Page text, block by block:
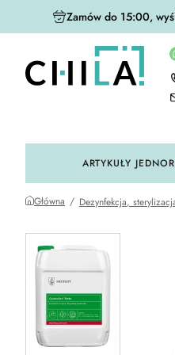
Zamów do 15:00,
ARTYKUŁY
Główna Dezynfekcja,